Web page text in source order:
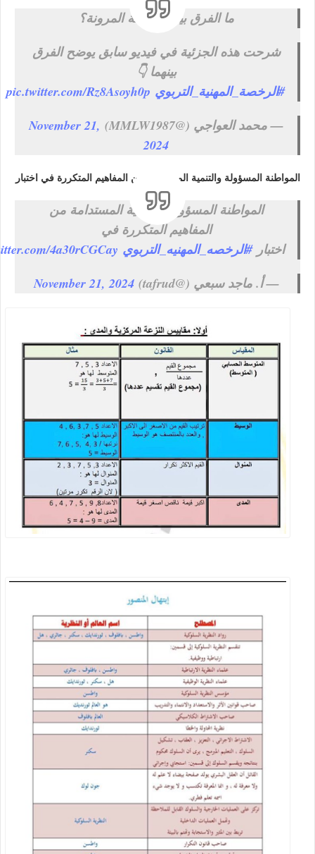
ما الفرق بين الطلاقة المرونة؟
شرحت هذه الجزئية في فيديو سابق يوضح الفرق
بينهما 👇
#الرخصة_المهنية_التربوي pic.twitter.com/Rz8Asoyh0p
— محمد العواجي (@MMLW1987)
November 21,
2024
المواطنة المسؤولة والتنمية المستدامة من المفاهيم المتكررة في اختبار
المواطنة المسؤولة والتنمية المستدامة من
المفاهيم المتكررة في
اختبار#الرخصه_المهنيه_التربوي 4a30rCGCay
— أ. ماجد سبعي (@tafrud)
November 21, 2024